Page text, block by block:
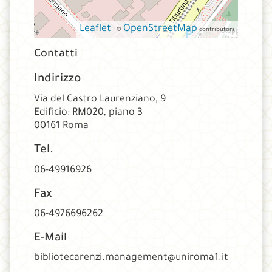
Leaflet | ©OpenStreetMapcontributors
Contatti
Indirizzo
Via del Castro Laurenziano, 9
Edificio: RM020, piano 3
00161 Roma
Tel.
06-49916926
Fax
06-4976696262
E-Mail
bibliotecarenzi.management@uniroma1.it